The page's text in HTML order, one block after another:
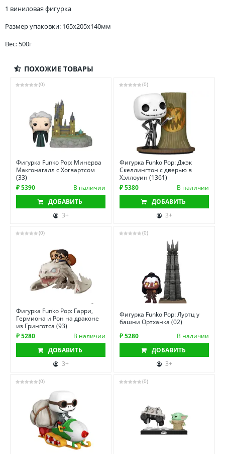
1 виниловая фигурка
Размер упаковки: 165x205x140мм
Вес: 500г
ПОХОЖИЕ ТОВАРЫ
(0)
Фигурка Funko Pop: Минерва
Макгонагалл с Хогвартсом
(33)
₽ 5390
В наличии
ДОБАВИТЬ
3+
(0)
Фигурка Funko Pop: Джэк
Скеллингтон с дверью в
Хэллоуин (1361)
₽ 5380
В наличии
ДОБАВИТЬ
3+
(0)
Фигурка Funko Pop: Гарри,
Гермиона и Рон на драконе
из Гринготса (93)
₽ 5280
В наличии
ДОБАВИТЬ
3+
(0)
Фигурка Funko Pop: Луртц у
башни Ортханка (02)
₽ 5280
В наличии
ДОБАВИТЬ
3+
(0) (0)